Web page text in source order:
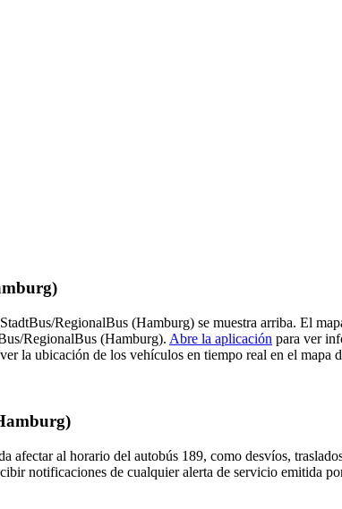
RegionalBus (Hamburg) se muestra arriba. El
RegionalBus (Hamburg). Abre la aplicación para ver
la ubicación de los vehículos en tiempo real en el mapa
al horario del autobús 189, como desvíos,
notificaciones de cualquier alerta de servicio emitida